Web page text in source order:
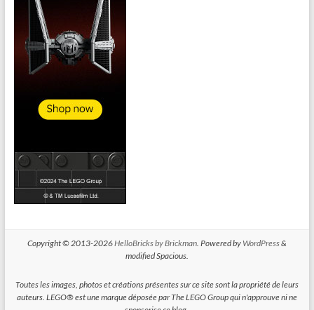
Copyright © 2013-2026HelloBricks by Brickman. Powered by WordPress&
modified Spacious.
Toutes les images, photos et créations présentes sur ce site sont la propriété de leurs
auteurs. LEGO® est une marque déposée par The LEGO Group qui n'approuve ni ne